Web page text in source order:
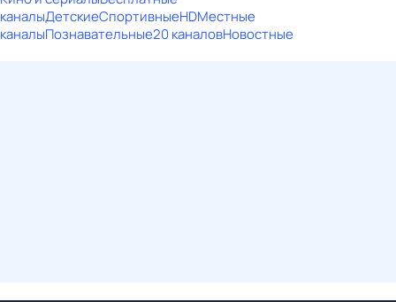
каналыДетскиеСпортивныеHDМестные
каналыПознавательные20 каналовНовостные